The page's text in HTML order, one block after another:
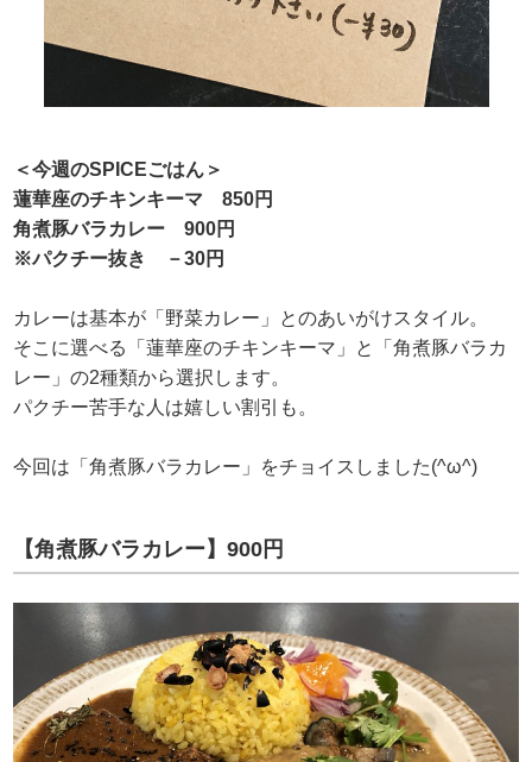
＜今週のSPICEごはん＞
蓮華座のチキンキーマ 850円
角煮豚バラカレー 900円
※パクチー抜き －30円
カレーは基本が「野菜カレー」とのあいがけスタイル。
そこに選べる「蓮華座のチキンキーマ」と「角煮豚バラカ
レー」の2種類から選択します。
パクチー苦手な人は嬉しい割引も。
今回は「角煮豚バラカレー」をチョイスしました(^ω^)
【角煮豚バラカレー】900円